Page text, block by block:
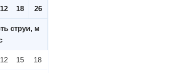
12 18 26
струи, м
12 15 18